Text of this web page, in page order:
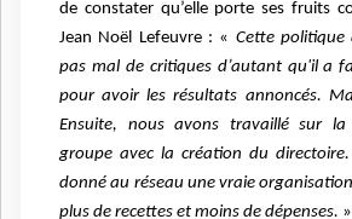
de constater qu’elle porte ses fruits
Jean Noël Lefeuvre : « Cette politique
pas mal de critiques d’autant qu'il a
pour avoir les résultats annoncés.
Ensuite, nous avons travaillé sur la
groupe avec la création du
donné au réseau une vraie
plus de recettes et moins de dépenses. »